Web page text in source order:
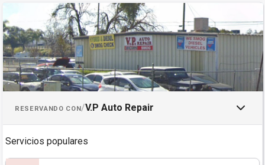
Programar una cita con V.P
RESERVANDO CON/V.P Auto Repair
Servicios populares